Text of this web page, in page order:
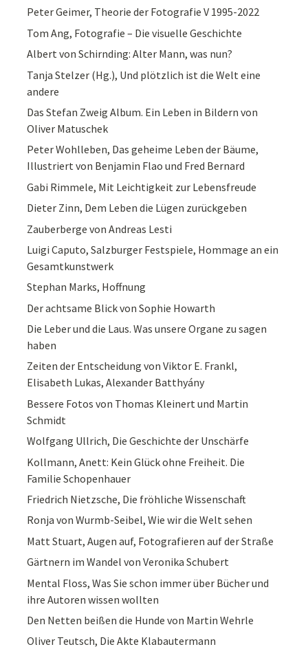
Peter Geimer, Theorie der Fotografie V 1995-2022
Tom Ang, Fotografie – Die visuelle Geschichte
Albert von Schirnding: Alter Mann, was nun?
Tanja Stelzer (Hg.), Und plötzlich ist die Welt eine
andere
Das Stefan Zweig Album. Ein Leben in Bildern von
Oliver Matuschek
Peter Wohlleben, Das geheime Leben der Bäume,
Illustriert von Benjamin Flao und Fred Bernard
Gabi Rimmele, Mit Leichtigkeit zur Lebensfreude
Dieter Zinn, Dem Leben die Lügen zurückgeben
Zauberberge von Andreas Lesti
Luigi Caputo, Salzburger Festspiele, Hommage an ein
Gesamtkunstwerk
Stephan Marks, Hoffnung
Der achtsame Blick von Sophie Howarth
Die Leber und die Laus. Was unsere Organe zu sagen
haben
Zeiten der Entscheidung von Viktor E. Frankl,
Elisabeth Lukas, Alexander Batthyány
Bessere Fotos von Thomas Kleinert und Martin
Schmidt
Wolfgang Ullrich, Die Geschichte der Unschärfe
Kollmann, Anett: Kein Glück ohne Freiheit. Die
Familie Schopenhauer
Friedrich Nietzsche, Die fröhliche Wissenschaft
Ronja von Wurmb-Seibel, Wie wir die Welt sehen
Matt Stuart, Augen auf, Fotografieren auf der Straße
Gärtnern im Wandel von Veronika Schubert
Mental Floss, Was Sie schon immer über Bücher und
ihre Autoren wissen wollten
Den Netten beißen die Hunde von Martin Wehrle
Oliver Teutsch, Die Akte Klabautermann